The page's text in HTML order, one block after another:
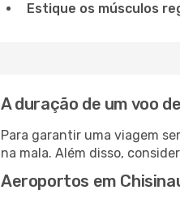
Estique os músculos
A duração de um voo
Para garantir uma viagem
na mala. Além disso,
Aeroportos em